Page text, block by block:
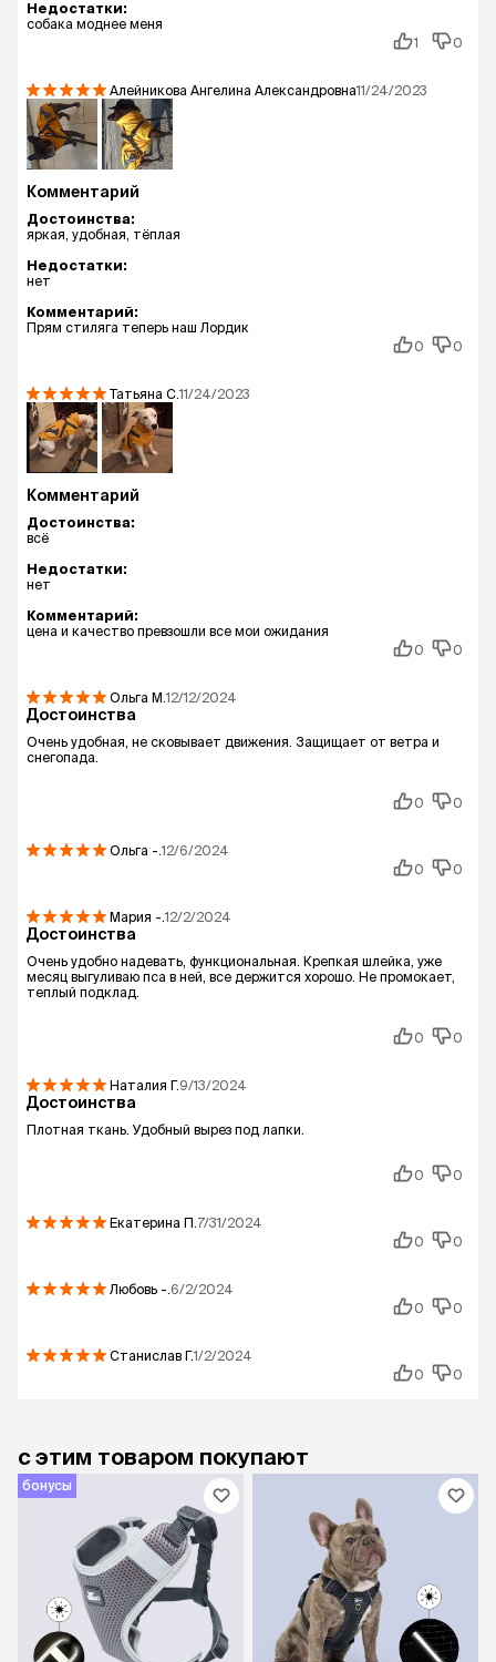
Недостатки:
собака моднее меня
1
0
Алейникова Ангелина Александровна11/24/2023
Комментарий
Достоинства:
яркая, удобная, тёплая
Недостатки:
нет
Комментарий:
Прям стиляга теперь наш Лордик
0
0
Татьяна С.11/24/2023
Комментарий
Достоинства:
всё
Недостатки:
нет
Комментарий:
цена и качество превзошли все мои ожидания
0
0
Ольга М.12/12/2024
Достоинства
Очень удобная, не сковывает движения. Защищает от ветра и
снегопада.
0 0
Ольга -.12/6/2024
0
0
Мария -.12/2/2024
Достоинства
Очень удобно надевать, функциональная. Крепкая шлейка, уже
месяц выгуливаю пса в ней, все держится хорошо. Не промокает,
теплый подклад.
0 0
Наталия Г.9/13/2024
Достоинства
Плотная ткань. Удобный вырез под лапки.
0 0
Екатерина П. 7/31/2024
0
0
Любовь -. 6/2/2024
0
0
Станислав Г.1/2/2024
0
0
с этим товаром покупают
бонусы